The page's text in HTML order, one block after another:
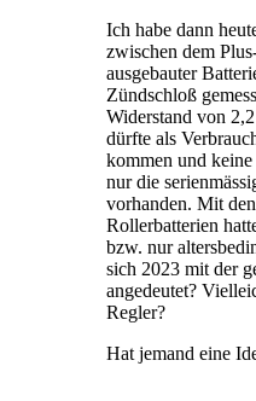
Ich habe dann
zwischen dem
ausgebauter
Zündschloß
Widerstand von
dürfte als
kommen und
nur die
vorhanden. Mit
Rollerbatterien
bzw. nur
sich 2023 mit der
angedeutet?
Regler?
Hat jemand eine